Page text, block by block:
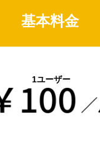
基本料金
1ユーザー